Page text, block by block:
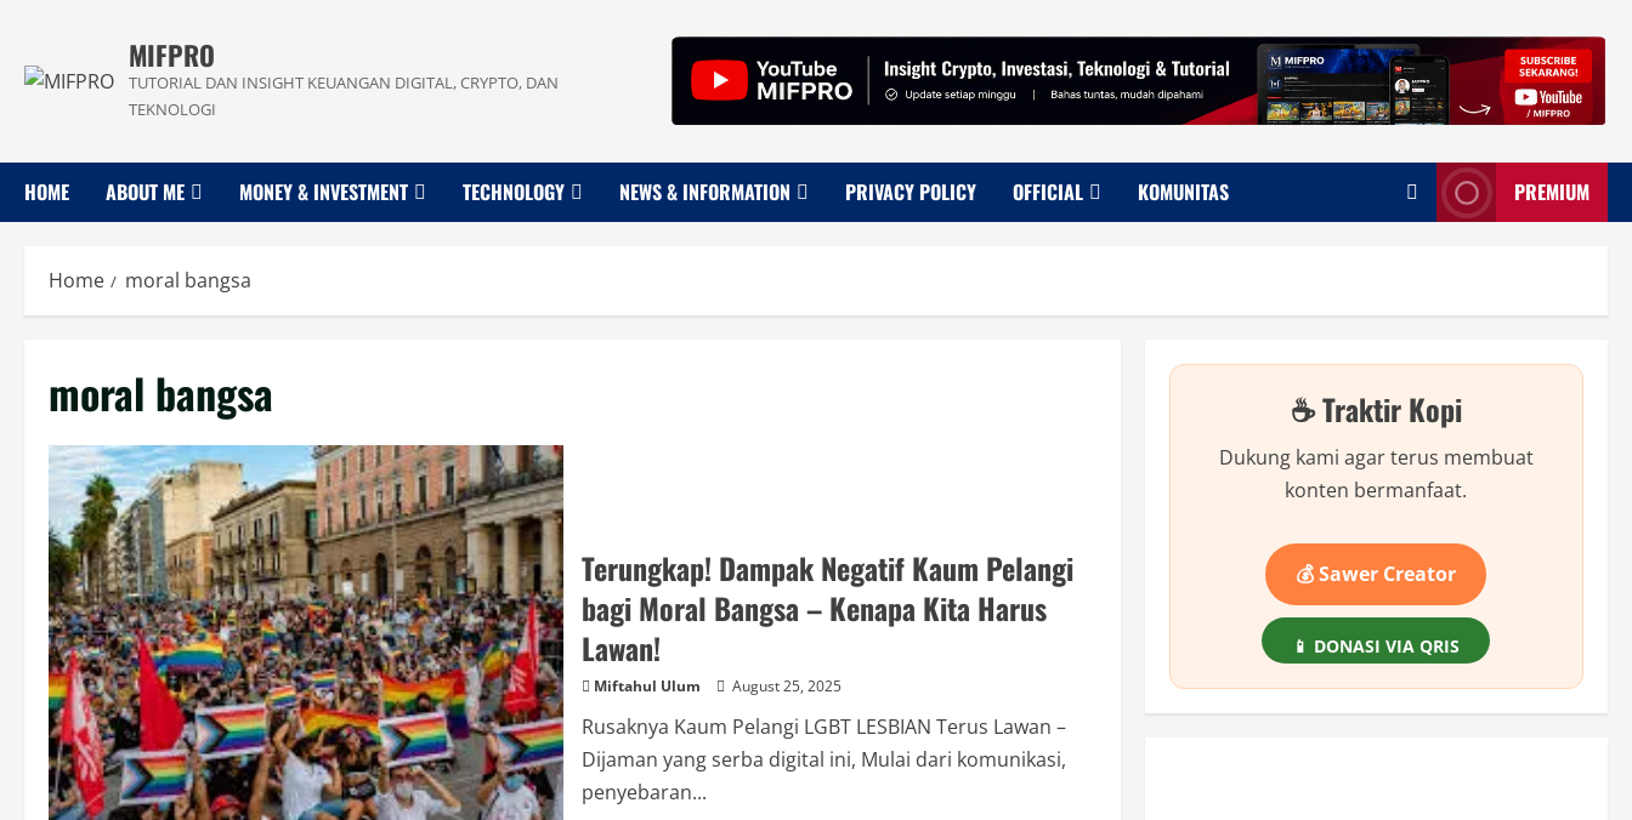
content
MIFPRO
TUTORIAL DAN INSIGHT KEUANGAN DIGITAL, CRYPTO, DAN
TEKNOLOGI
HOME ABOUT ME MONEY & INVESTMENT TECHNOLOGY NEWS & INFORMATION PRIVACY POLICY OFFICIAL KOMUNITAS PREMIUM
Home moral bangsa
moral bangsa
Terungkap! Dampak Negatif Kaum Pelangi
bagi Moral Bangsa – Kenapa Kita Harus
Lawan!
Miftahul Ulum August 25, 2025
Rusaknya Kaum Pelangi LGBT LESBIAN Terus Lawan –
Dijaman yang serba digital ini, Mulai dari komunikasi,
penyebaran...
☕ Traktir Kopi
Dukung kami agar terus membuat
konten bermanfaat.
💰 Sawer Creator
📱 DONASI VIA QRIS